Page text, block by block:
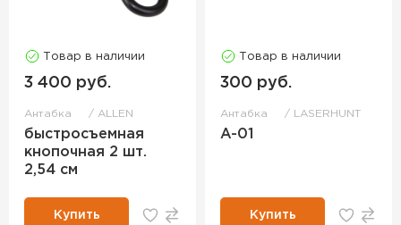
Товар в наличии
3 400 руб.
Антабка ALLEN
быстросъемная
кнопочная 2 шт.
2,54 см
Купить
Товар в наличии
300 руб.
Антабка LASERHUNT
A-01
Купить